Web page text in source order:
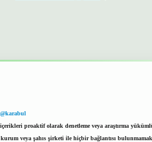
proaktif olarak denetleme veya araştırma
veya şahıs şirketi ile hiçbir bağlantısı